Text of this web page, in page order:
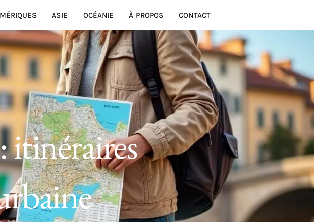
ASIE OCÉANIE À PROPOS CONTACT
itinéraires